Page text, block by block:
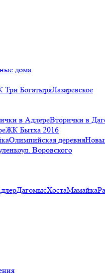
дома
БогатыряЛазаревское
в АдлереВторички в
ЖК Бытха 2016
Олимпийская деревня
ул. Воровского
ДагомысХостаМамайка